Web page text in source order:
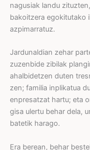
nagusiak landu
bakoitzera egokitutako
azpimarratuz.
Jardunaldian zehar
zuzenbide zibilak
ahalbidetzen duten
zen; familia inplikatua
enpresatzat hartu; eta
gisa ulertu behar dela,
batetik harago.
Era berean, behar